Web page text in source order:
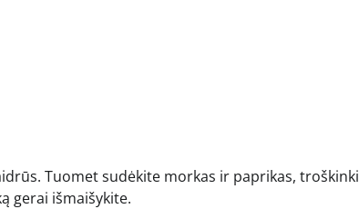
Tuomet sudėkite morkas ir paprikas,
gerai išmaišykite.